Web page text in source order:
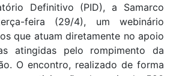
Definitivo (PID), a Samarco
feira (29/4), um webinário
que atuam diretamente no apoio
atingidas pelo rompimento da
O encontro, realizado de forma